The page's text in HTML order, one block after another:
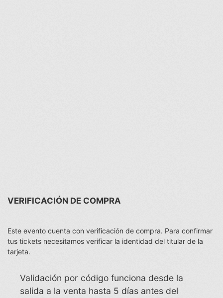
VERIFICACIÓN DE COMPRA
Este evento cuenta con verificación de compra. Para confirmar
tus tickets necesitamos verificar la identidad del titular de la
tarjeta.
Validación por código funciona desde la
salida a la venta hasta 5 días antes del